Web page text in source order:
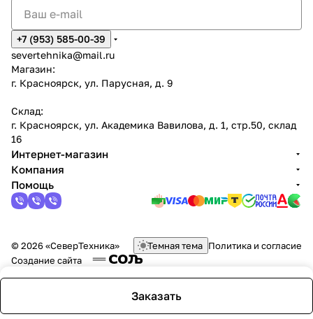
Заказать
+7 (953) 585-00-39
severtehnika@mail.ru
Магазин:
г. Красноярск, ул. Парусная, д. 9
Склад:
г. Красноярск, ул. Академика Вавилова, д. 1, стр.50, склад
16
Интернет-магазин
Компания
Помощь
© 2026 «СеверТехника» Темная тема Политика и согласие
Создание сайта